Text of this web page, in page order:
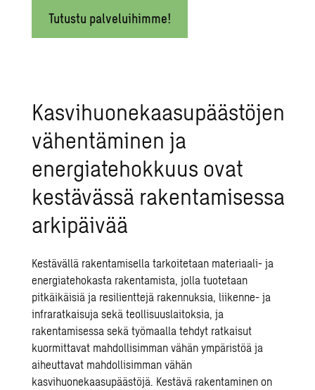
Tutustu palveluihimme!
Kasvihuonekaasupäästöjen
vähentäminen ja
energiatehokkuus ovat
kestävässä rakentamisessa
arkipäivää
Kestävällä rakentamisellatarkoitetaan materiaali- ja
energiatehokasta rakentamista, jolla tuotetaan
pitkäikäisiä ja resilienttejä rakennuksia, liikenne- ja
infraratkaisuja sekä teollisuuslaitoksia, ja
rakentamisessa sekä työmaalla tehdyt ratkaisut
kuormittavat mahdollisimman vähän ympäristöä ja
aiheuttavat mahdollisimman vähän
kasvihuonekaasupäästöjä. Kestävä rakentaminen on